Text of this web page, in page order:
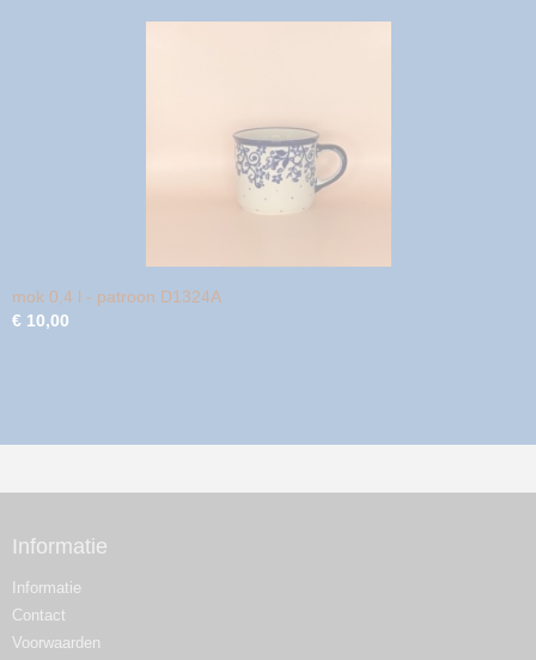
mok 0,4 l - patroon D1324A
€ 10,00
Informatie
Informatie
Contact
Voorwaarden